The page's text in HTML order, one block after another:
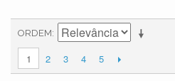
ORDEM
1 2 3 4 5